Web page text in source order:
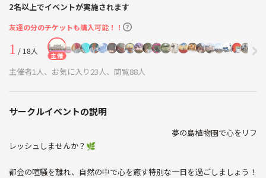
2名以上でイベントが実施されます
友達の分のチケットも購入可能！！
1 / 18人 主催
主催者1人、お気に入り23人、閲覧88人
サークルイベントの説明
夢の島植物園で心をリフ
レッシュしませんか？🌿
都会の喧騒を離れ、自然の中で心を癒す特別な一日を過ごしましょう！